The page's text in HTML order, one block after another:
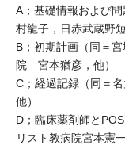
A；基礎情報および
村龍子，日赤武蔵野
B；初期計画（同＝
院 宮本猶彦，他）
C；経過記録（同＝
他）
D；臨床薬剤師と
リスト教病院宮本憲一